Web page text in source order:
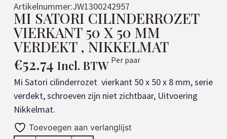
Artikelnummer:JW1300242957
MI SATORI CILINDERROZET
VIERKANT 50 X 50 MM
VERDEKT , NIKKELMAT
€52.74 Incl. BTW Per paar
Mi Satori cilinderrozet vierkant 50 x 50 x 8 mm, serie
verdekt, schroeven zijn niet zichtbaar, Uitvoering
Nikkelmat.
Toevoegen aan verlanglijst